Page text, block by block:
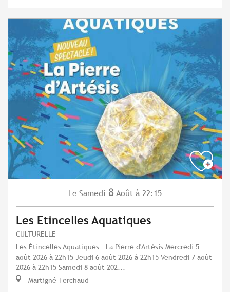
Le Samedi 8 Août à 22:15
Les Etincelles Aquatiques
CULTURELLE
Les Étincelles Aquatiques – La Pierre d'Artésis Mercredi 5
août 2026 à 22h15 Jeudi 6 août 2026 à 22h15 Vendredi 7 août
2026 à 22h15 Samedi 8 août 202...
Martigné-Ferchaud